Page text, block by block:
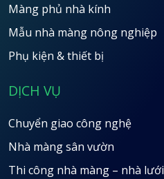
Màng phủ nhà kính
Mẫu nhà màng nông nghiệp
Phụ kiện & thiết bị
DỊCH VỤ
Chuyển giao công nghệ
Nhà màng sân vườn
Thi công nhà màng – nhà lưới